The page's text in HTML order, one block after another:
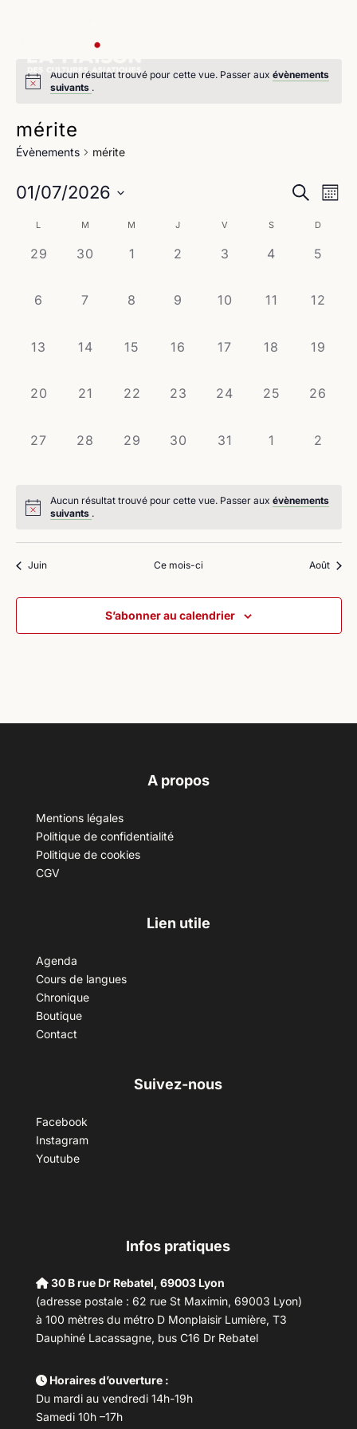
Aucun résultat trouvé pour cette vue. Passer aux évènements
suivants .
mérite
Évènements mérite
vues
Recherche
Mois
01/07/2026
date.
Calendrier
de
Évènements
L M M J V S D
0
29
0
30
0
1
0
2
0
3
0
4
0
5
0
6
0
7
0
8
0
9
0
10
0
11
0
12
0
13
0
14
0
15
0
16
0
17
0
18
0
19
0
20
0
21
0
22
0
23
0
24
0
25
0
26
0
27
0
28
0
29
0
30
0
31
0
1
0
2
Aucun résultat trouvé pour cette vue. Passer aux évènements
suivants .
Juin Ce mois-ci Août
S’abonner au calendrier
A propos
Mentions légales
Politique de confidentialité
Politique de cookies
CGV
Lien utile
Agenda
Cours de langues
Chronique
Boutique
Contact
Suivez-nous
Facebook
Instagram
Youtube
Infos pratiques
30 B rue Dr Rebatel, 69003 Lyon
(adresse postale : 62 rue St Maximin, 69003 Lyon)
à 100 mètres du métro D Monplaisir Lumière, T3
Dauphiné Lacassagne, bus C16 Dr Rebatel
Horaires d’ouverture :
Du mardi au vendredi 14h-19h
Samedi 10h –17h